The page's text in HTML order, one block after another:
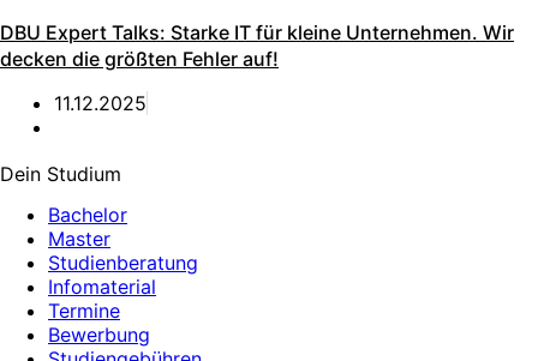
DBU Expert Talks: Starke IT für kleine Unternehmen. Wir
decken die größten Fehler auf!
11.12.2025
Dein Studium
Bachelor
Master
Studienberatung
Infomaterial
Termine
Bewerbung